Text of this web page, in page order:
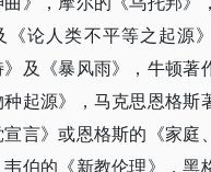
《论人类不平等之起源
》及《暴风雨》，牛顿著
起源》，马克思恩格斯
言》或恩格斯的《家庭
伯的《新教伦理》，黑